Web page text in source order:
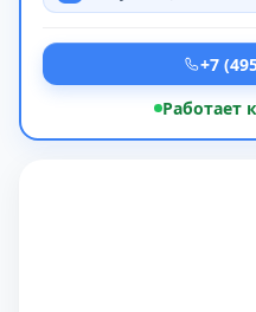
+7
Работает